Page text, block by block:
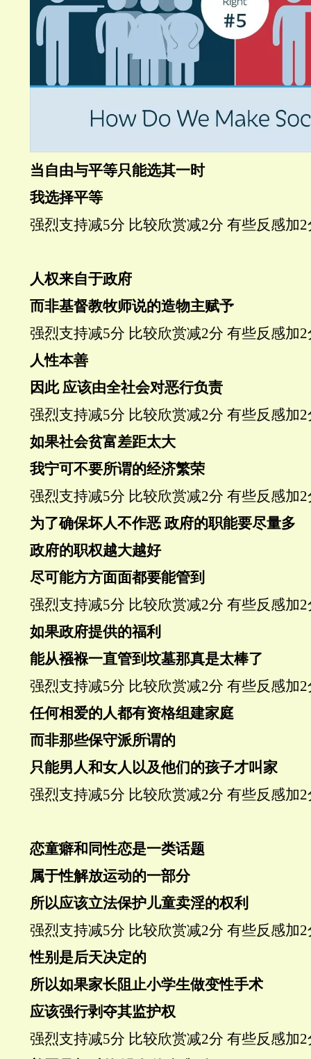
当自由与平等只能选其一时
我选择平等
强烈支持减5分 比较欣赏减2分 有些反感加2
人权来自于政府
而非基督教牧师说的造物主赋予
强烈支持减5分 比较欣赏减2分 有些反感加2
人性本善
因此 应该由全社会对恶行负责
强烈支持减5分 比较欣赏减2分 有些反感加2
如果社会贫富差距太大
我宁可不要所谓的经济繁荣
强烈支持减5分 比较欣赏减2分 有些反感加2
为了确保坏人不作恶 政府的职能要尽量多
政府的职权越大越好
尽可能方方面面都要能管到
强烈支持减5分 比较欣赏减2分 有些反感加2
如果政府提供的福利
能从襁褓一直管到坟墓那真是太棒了
强烈支持减5分 比较欣赏减2分 有些反感加2
任何相爱的人都有资格组建家庭
而非那些保守派所谓的
只能男人和女人以及他们的孩子才叫家
强烈支持减5分 比较欣赏减2分 有些反感加2
恋童癖和同性恋是一类话题
属于性解放运动的一部分
所以应该立法保护儿童卖淫的权利
强烈支持减5分 比较欣赏减2分 有些反感加2
性别是后天决定的
所以如果家长阻止小学生做变性手术
应该强行剥夺其监护权
强烈支持减5分 比较欣赏减2分 有些反感加2